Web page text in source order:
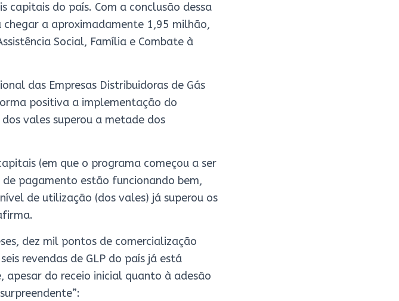
capitais do país. Com a conclusão dessa
a aproximadamente 1,95 milhão,
Social, Família e Combate à
das Empresas Distribuidoras de Gás
positiva a implementação do
vales superou a metade dos
(em que o programa começou a ser
pagamento estão funcionando bem,
de utilização (dos vales) já superou os
dez mil pontos de comercialização
revendas de GLP do país já está
do receio inicial quanto à adesão